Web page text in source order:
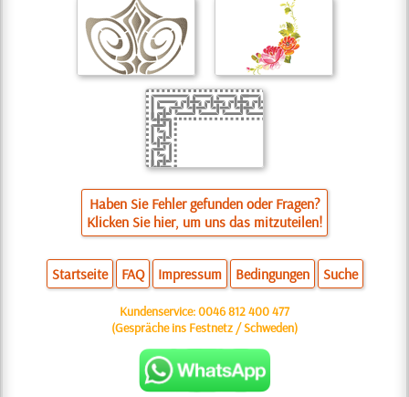
Haben Sie Fehler gefunden oder Fragen?
Klicken Sie hier, um uns das mitzuteilen!
Startseite FAQ Impressum Bedingungen Suche
Kundenservice:0046 812 400 477
(Gespräche ins Festnetz / Schweden)